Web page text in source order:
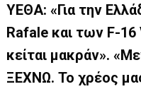
ΥΕΘΑ: «Για την
Rafale και των F-
κείται μακράν».
ΞΕΧΝΩ. Το χρέος